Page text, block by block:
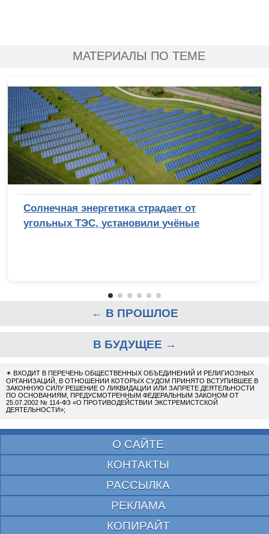
МАТЕРИАЛЫ ПО ТЕМЕ
Солнечная энергетика страдает от
угольных ТЭС, установили учёные
← В ПРОШЛОЕ
В БУДУЩЕЕ →
✴ ВХОДИТ В ПЕРЕЧЕНЬ ОБЩЕСТВЕННЫХ ОБЪЕДИНЕНИЙ И РЕЛИГИОЗНЫХ
ОРГАНИЗАЦИЙ, В ОТНОШЕНИИ КОТОРЫХ СУДОМ ПРИНЯТО ВСТУПИВШЕЕ В
ЗАКОННУЮ СИЛУ РЕШЕНИЕ О ЛИКВИДАЦИИ ИЛИ ЗАПРЕТЕ ДЕЯТЕЛЬНОСТИ
ПО ОСНОВАНИЯМ, ПРЕДУСМОТРЕННЫМ ФЕДЕРАЛЬНЫМ ЗАКОНОМ ОТ
25.07.2002 № 114-ФЗ «О ПРОТИВОДЕЙСТВИИ ЭКСТРЕМИСТСКОЙ
ДЕЯТЕЛЬНОСТИ»;
О САЙТЕ
КОНТАКТЫ
РАССЫЛКА
РЕКЛАМА
КОПИРАЙТ